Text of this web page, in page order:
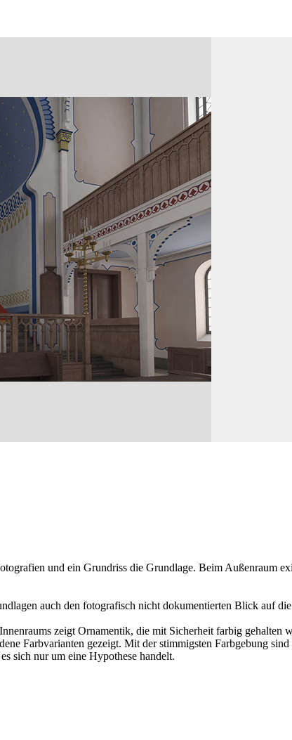
und ein Grundriss die Grundlage. Beim Außenraum
auch den fotografisch nicht dokumentierten Blick auf
zeigt Ornamentik, die mit Sicherheit farbig
Farbvarianten gezeigt. Mit der stimmigsten Farbgebung
sich nur um eine Hypothese handelt.